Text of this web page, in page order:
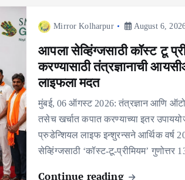
Mirror Kolharpur August 6,
आपला सेव्हिंग्जसाठी कॉस्ट टू
करण्यासाठी तंत्रज्ञानाची
लाइफला मदत
मुंबई, 06 ऑगस्ट 2026: तंत्रज्ञान आणि
तसेच खर्चात कपात करण्याच्या इतर
प्रुडेन्शियल लाइफ इन्शुरन्सने आर्थिक वर्ष
सेव्हिंग्जसाठी ‘कॉस्ट-टू-प्रीमियम’ गुणोत्तर
Continue reading